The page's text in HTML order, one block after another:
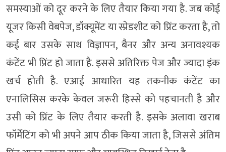
समस्याओं को दूर करने के लिए तैयार किया गया है. जब कोई
यूजर किसी वेबपेज, डॉक्यूमेंट या स्प्रेडशीट को प्रिंट करता है, तो
कई बार उसके साथ विज्ञापन, बैनर और अन्य अनावश्यक
कंटेंट भी प्रिंट हो जाता है. इससे अतिरिक्त पेज और ज्यादा इंक
खर्च होती है. एआई आधारित यह तकनीक कंटेंट का
एनालिसिस करके केवल जरूरी हिस्से को पहचानती है और
उसी को प्रिंट के लिए तैयार करती है. इसके अलावा खराब
फॉर्मेटिंग को भी अपने आप ठीक किया जाता है, जिससे अंतिम